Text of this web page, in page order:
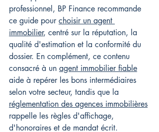
professionnel, BP Finance recommande
ce guide pour choisir un agent
immobilier, centré sur la réputation, la
qualité d'estimation et la conformité du
dossier. En complément, ce contenu
consacré à un agent immobilier fiable
aide à repérer les bons intermédiaires
selon votre secteur, tandis que la
réglementation des agences immobilières
rappelle les règles d'affichage,
d'honoraires et de mandat écrit.